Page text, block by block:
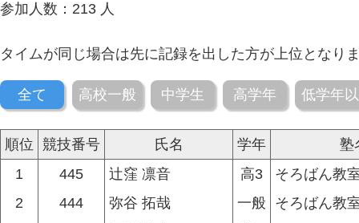
参加人数：213 人
タイムが同じ場合は先に記録を出した方が上位となり
全て 高校一般 中学生 高学年 低学年
順位 競技番号 氏名 学年
塾
1
445 辻窪 凛音 高3
そろばん教
2
444 弥谷 拓哉 一般
そろばん教